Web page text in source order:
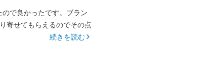
で良かったです。ブラン
寄せてもらえるのでその点
続きを読む